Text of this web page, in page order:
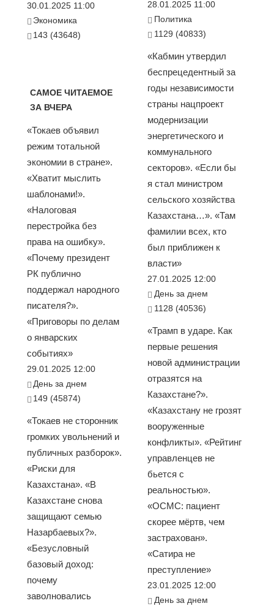
30.01.2025 11:00
Экономика
143 (43648)
САМОЕ ЧИТАЕМОЕ
ЗА ВЧЕРА
«Токаев объявил
режим тотальной
экономии в стране».
«Хватит мыслить
шаблонами!».
«Налоговая
перестройка без
права на ошибку».
«Почему президент
РК публично
поддержал народного
писателя?».
«Приговоры по делам
о январских
событиях»
29.01.2025 12:00
День за днем
149 (45874)
«Токаев не сторонник
громких увольнений и
публичных разборок».
«Риски для
Казахстана». «В
Казахстане снова
защищают семью
Назарбаевых?».
«Безусловный
базовый доход:
почему
заволновались
28.01.2025 11:00
Политика
1129 (40833)
«Кабмин утвердил
беспрецедентный за
годы независимости
страны нацпроект
модернизации
энергетического и
коммунального
секторов». «Если бы
я стал министром
сельского хозяйства
Казахстана…». «Там
фамилии всех, кто
был приближен к
власти»
27.01.2025 12:00
День за днем
1128 (40536)
«Трамп в ударе. Как
первые решения
новой администрации
отразятся на
Казахстане?».
«Казахстану не грозят
вооруженные
конфликты». «Рейтинг
управленцев не
бьется с
реальностью».
«ОСМС: пациент
скорее мёртв, чем
застрахован».
«Сатира не
преступление»
23.01.2025 12:00
День за днем